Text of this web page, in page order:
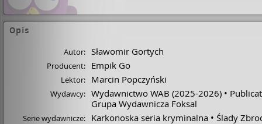
Opis
Autor: Sławomir Gortych
Producent: Empik Go
Lektor: Marcin Popczyński
Wydawcy: Wydawnictwo WAB (2025-2026)
Publicat
Grupa Wydawnicza Foksal
Serie wydawnicze: Karkonoska seria kryminalna Ślady